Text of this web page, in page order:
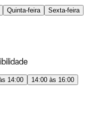
Quinta-feira
Sexta-feira
14:00
14:00 às 16:00